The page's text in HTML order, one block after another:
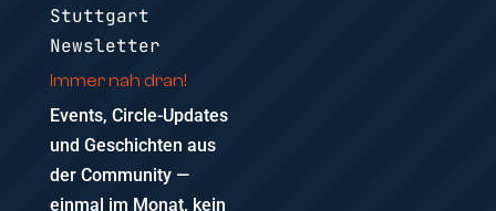
Stuttgart
Newsletter
Immer nah dran!
Events, Circle-Updates
und Geschichten aus
der Community —
einmal im Monat, kein